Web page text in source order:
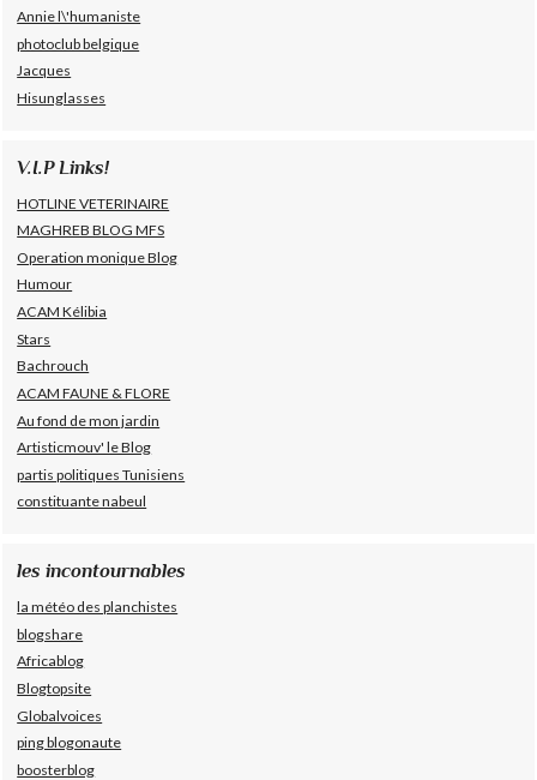
Annie l\'humaniste
photoclub belgique
Jacques
Hisunglasses
V.I.P Links!
HOTLINE VETERINAIRE
MAGHREB BLOG MFS
Operation monique Blog
Humour
ACAM Kélibia
Stars
Bachrouch
ACAM FAUNE & FLORE
Au fond de mon jardin
Artisticmouv' le Blog
partis politiques Tunisiens
constituante nabeul
les incontournables
la météo des planchistes
blogshare
Africablog
Blogtopsite
Globalvoices
ping blogonaute
boosterblog